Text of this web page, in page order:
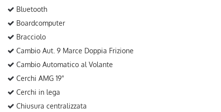
Bluetooth
Boardcomputer
Bracciolo
Cambio Aut. 9 Marce Doppia Frizione
Cambio Automatico al Volante
Cerchi AMG 19"
Cerchi in lega
Chiusura centralizzata